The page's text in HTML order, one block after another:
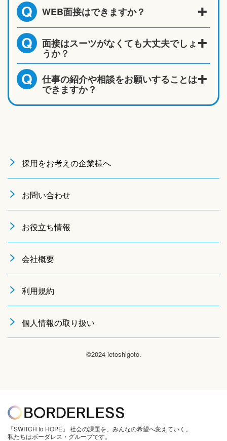
Q WEB面接はできますか？
Q 面接はスーツがなくても大丈夫でしょ
うか？
Q 仕事の紹介や相談をお願いすることは
できますか？
採用をお考えの企業様へ
お問い合わせ
お役立ち情報
会社概要
利用規約
個人情報の取り扱い
©2024 ietoshigoto.
『SWITCH to HOPE』 社会の課題を、みんなの希望へ変えていく。
私たちはボーダレス・グループです。